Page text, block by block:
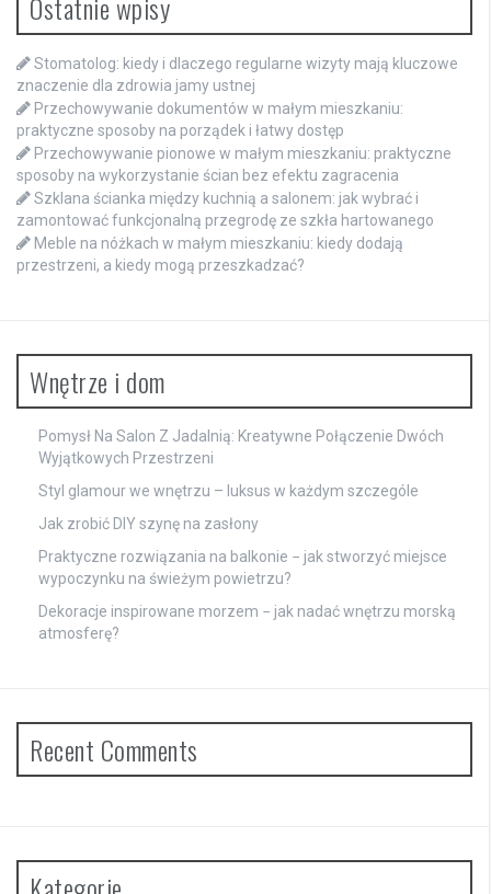
Ostatnie wpisy
Stomatolog: kiedy i dlaczego regularne wizyty mają kluczowe
znaczenie dla zdrowia jamy ustnej
Przechowywanie dokumentów w małym mieszkaniu:
praktyczne sposoby na porządek i łatwy dostęp
Przechowywanie pionowe w małym mieszkaniu: praktyczne
sposoby na wykorzystanie ścian bez efektu zagracenia
Szklana ścianka między kuchnią a salonem: jak wybrać i
zamontować funkcjonalną przegrodę ze szkła hartowanego
Meble na nóżkach w małym mieszkaniu: kiedy dodają
przestrzeni, a kiedy mogą przeszkadzać?
Wnętrze i dom
Pomysł Na Salon Z Jadalnią: Kreatywne Połączenie Dwóch
Wyjątkowych Przestrzeni
Styl glamour we wnętrzu – luksus w każdym szczególe
Jak zrobić DIY szynę na zasłony
Praktyczne rozwiązania na balkonie − jak stworzyć miejsce
wypoczynku na świeżym powietrzu?
Dekoracje inspirowane morzem − jak nadać wnętrzu morską
atmosferę?
Recent Comments